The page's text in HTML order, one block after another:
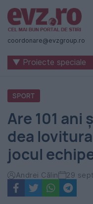
Știri
naționale
internaționale
România
-
Evenimentul
Zilei
coordonare@evzgroup.ro
▼ Proiecte speciale
SPORT
Are 101 ani
dea
jocul
Andrei Călin 29